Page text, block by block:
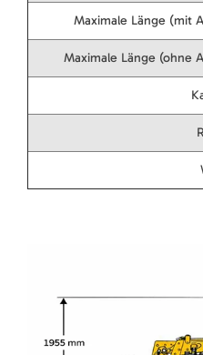
Maximale Länge (mit
Maximale Länge (ohne